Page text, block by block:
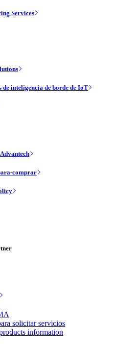
Services
de inteligencia de borde de IoT
comprar
solicitar servicios
information